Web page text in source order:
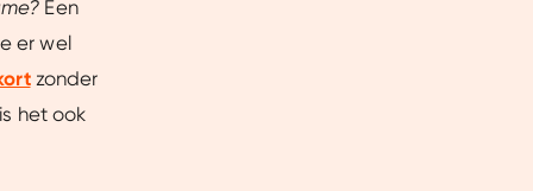
Een
er wel
zonder
het ook